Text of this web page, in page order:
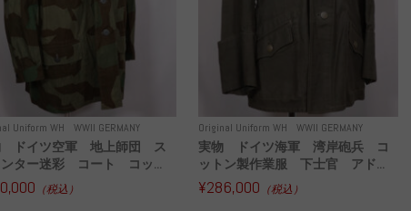
Uniform WH WWII GERMANY
ドイツ空軍 地上師団 ス
ンター迷彩 コート コッ...
（税込）
Original Uniform WH WWII GERMANY
実物 ドイツ海軍 湾岸砲兵 コ
ットン製作業服 下士官 アド...
¥286,000 （税込）